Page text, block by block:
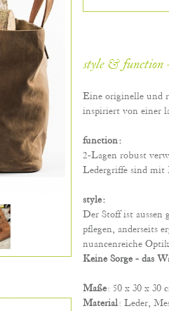
style &
Eine originelle und
inspiriert von einer
function:
2-Lagen robust
Ledergriffe sind
style:
Der Stoff ist aussen
pflegen, anderseits
nuancenreiche
Keine Sorge - das
Maße: 50 x 30 x 30
Material: Leder,